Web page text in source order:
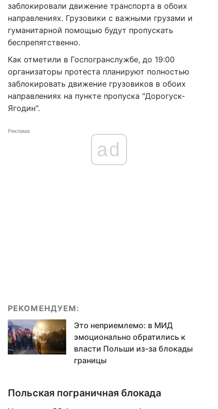
заблокировали движение транспорта в обоих
направлениях. Грузовики с важными грузами и
гуманитарной помощью будут пропускать
беспрепятственно.
Как отметили в Госпогранслужбе, до 19:00
организаторы протеста планируют полностью
заблокировать движение грузовиков в обоих
направлениях на пункте пропуска "Дорогуск-
Ягодин".
Реклама
ad
РЕКОМЕНДУЕМ:
Это неприемлемо: в МИД
эмоционально обратились к
власти Польши из-за блокады
границы
Польская пограничная блокада